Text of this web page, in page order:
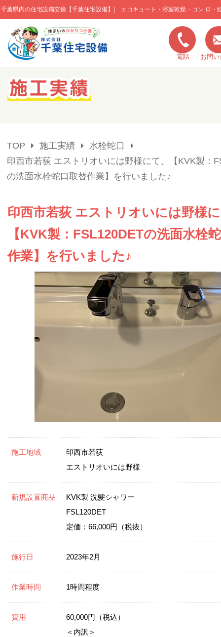
千葉県内の住宅設備交換【千葉住宅設備】| エコキュート・浴室乾燥・コン ロ・
このページの本文へ移動
電話 お問
キャンペーン一覧
会社概要
TOP 施工実績
水栓蛇口
印西市若荻 エストリオいには野様にて、【KVK製：
の洗面水栓蛇口取替作業】を行いました♪
印西市若荻 エストリオいには野様
【KVK製：FSL120DETの洗面水栓
作業】を行いました♪
施工地域
印西市若荻
エストリオいには野様
新規設置商品
KVK製 洗髪シャワー
FSL120DET
定価：66,000円（税抜）
施行日 2023年2月
作業時間 1時間程度
費用
60,000円（税込）
＜内訳＞